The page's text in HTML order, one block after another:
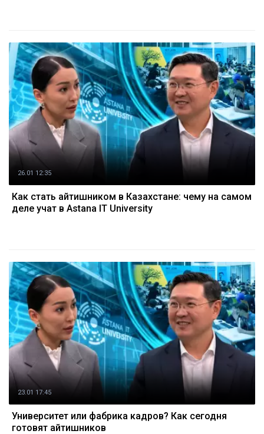
26.01 12:35
Как стать айтишником в Казахстане: чему на самом
деле учат в Astana IT University
23.01 17:45
Университет или фабрика кадров? Как сегодня
готовят айтишников